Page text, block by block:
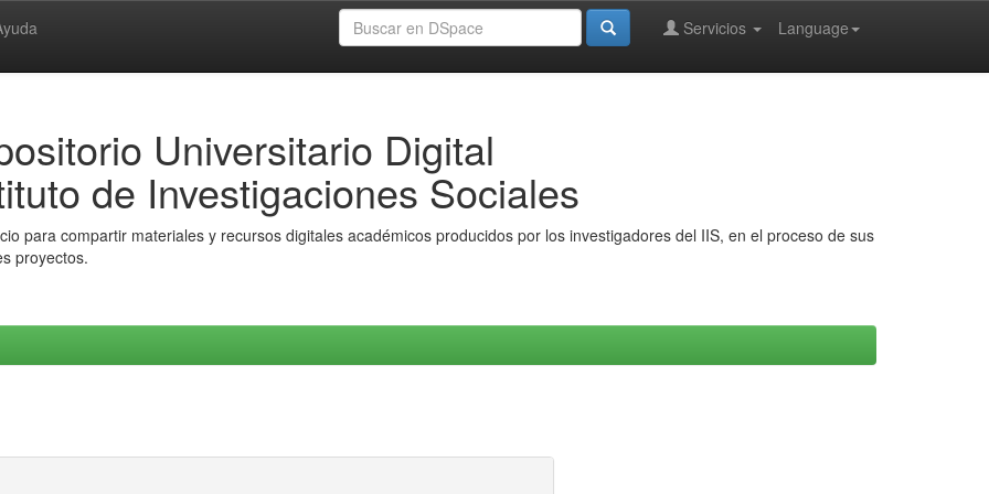
Language
Servicios
Universitario Digital
de Investigaciones Sociales
para compartir materiales y recursos digitales académicos producidos por los investigadores del IIS, en el proceso de sus
proyectos.